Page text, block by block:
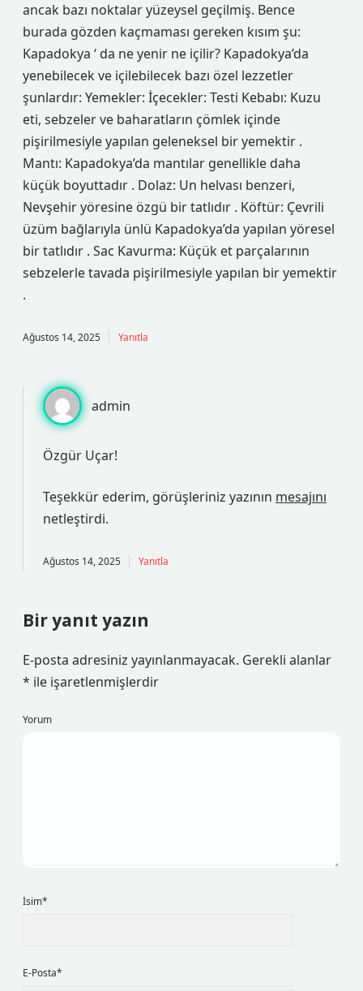
ancak bazı noktalar yüzeysel geçilmiş. Bence
burada gözden kaçmaması gereken kısım şu:
Kapadokya ‘ da ne yenir ne içilir? Kapadokya’da
yenebilecek ve içilebilecek bazı özel lezzetler
şunlardır: Yemekler: İçecekler: Testi Kebabı: Kuzu
eti, sebzeler ve baharatların çömlek içinde
pişirilmesiyle yapılan geleneksel bir yemektir .
Mantı: Kapadokya’da mantılar genellikle daha
küçük boyuttadır . Dolaz: Un helvası benzeri,
Nevşehir yöresine özgü bir tatlıdır . Köftür: Çevrili
üzüm bağlarıyla ünlü Kapadokya’da yapılan yöresel
bir tatlıdır . Sac Kavurma: Küçük et parçalarının
sebzelerle tavada pişirilmesiyle yapılan bir yemektir
.
Ağustos 14, 2025 Yanıtla
admin
Özgür Uçar!
Teşekkür ederim, görüşleriniz yazının mesajını
netleştirdi.
Ağustos 14, 2025 Yanıtla
Bir yanıt yazın
E-posta adresiniz yayınlanmayacak. Gerekli alanlar
* ile işaretlenmişlerdir
Yorum
İsim*
E-Posta*